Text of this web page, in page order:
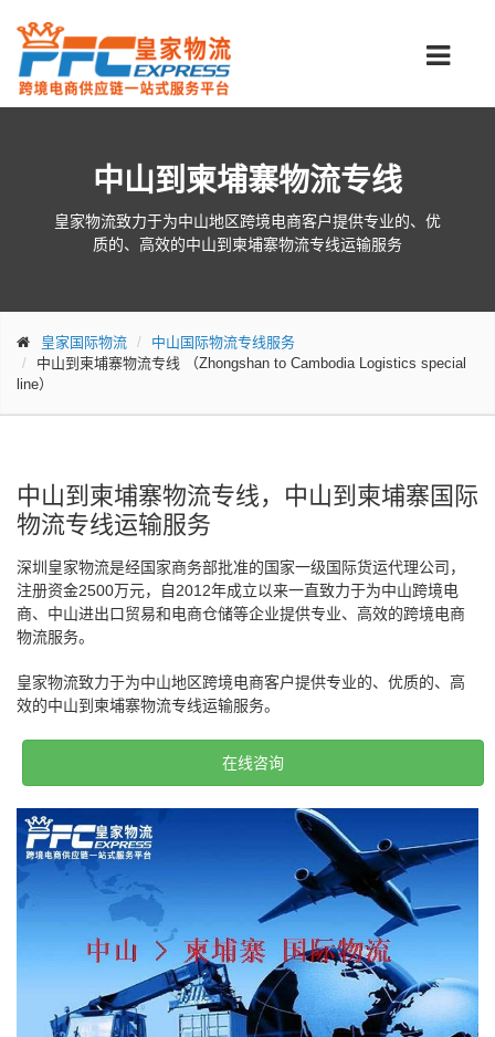
中山到柬埔寨物流专线
皇家物流致力于为中山地区跨境电商客户提供专业的、优
质的、高效的中山到柬埔寨物流专线运输服务
皇家国际物流
中山国际物流专线服务
中山到柬埔寨物流专线 （Zhongshan to Cambodia Logistics special
line）
中山到柬埔寨物流专线，中山到柬埔寨国际
物流专线运输服务
深圳皇家物流是经国家商务部批准的国家一级国际货运代理公司，
注册资金2500万元，自2012年成立以来一直致力于为中山跨境电
商、中山进出口贸易和电商仓储等企业提供专业、高效的跨境电商
物流服务。
皇家物流致力于为中山地区跨境电商客户提供专业的、优质的、高
效的中山到柬埔寨物流专线运输服务。
在线咨询